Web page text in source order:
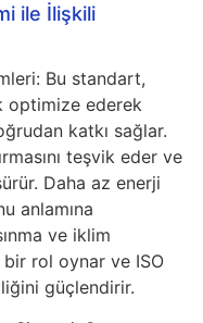
ile İlişkili
Bu standart,
optimize ederek
katkı sağlar.
teşvik eder ve
Daha az enerji
anlamına
ve iklim
rol oynar ve ISO
güçlendirir.